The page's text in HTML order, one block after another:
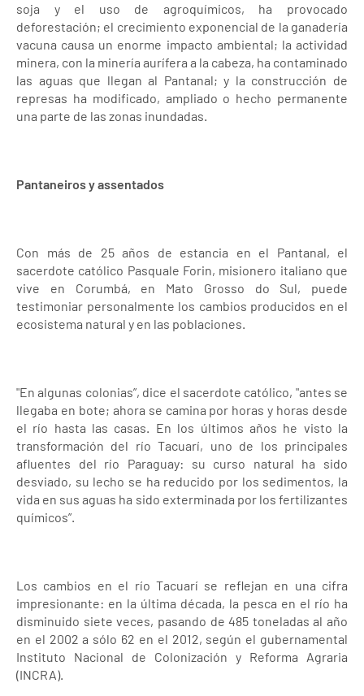
soja y el uso de agroquímicos, ha provocado
deforestación; el crecimiento exponencial de la ganadería
vacuna causa un enorme impacto ambiental; la actividad
minera, con la minería aurífera a la cabeza, ha contaminado
las aguas que llegan al Pantanal; y la construcción de
represas ha modificado, ampliado o hecho permanente
una parte de las zonas inundadas.
Pantaneiros y assentados
Con más de 25 años de estancia en el Pantanal, el
sacerdote católico Pasquale Forin, misionero italiano que
vive en Corumbá, en Mato Grosso do Sul, puede
testimoniar personalmente los cambios producidos en el
ecosistema natural y en las poblaciones.
"En algunas colonias”, dice el sacerdote católico, "antes se
llegaba en bote; ahora se camina por horas y horas desde
el río hasta las casas. En los últimos años he visto la
transformación del río Tacuarí, uno de los principales
afluentes del río Paraguay: su curso natural ha sido
desviado, su lecho se ha reducido por los sedimentos, la
vida en sus aguas ha sido exterminada por los fertilizantes
químicos”.
Los cambios en el río Tacuarí se reflejan en una cifra
impresionante: en la última década, la pesca en el río ha
disminuido siete veces, pasando de 485 toneladas al año
en el 2002 a sólo 62 en el 2012, según el gubernamental
Instituto Nacional de Colonización y Reforma Agraria
(INCRA).